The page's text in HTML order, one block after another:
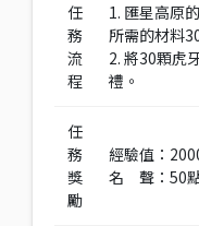
任
務
流
程
1. 匯星高原
所需的材料
2. 將30顆虎
禮。
任
務
獎
勵
經驗值：
名 聲：50